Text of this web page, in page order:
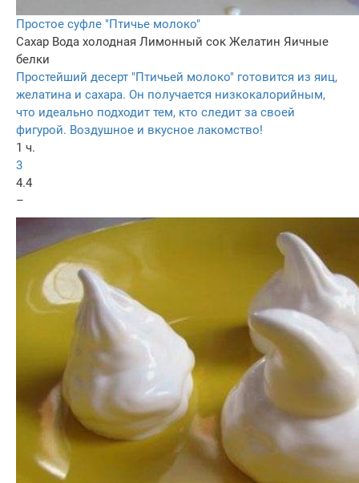
Простое суфле "Птичье молоко"
Сахар Вода холодная Лимонный сок Желатин Яичные
белки
Простейший десерт "Птичьей молоко" готовится из яиц,
желатина и сахара. Он получается низкокалорийным,
что идеально подходит тем, кто следит за своей
фигурой. Воздушное и вкусное лакомство!
1 ч.
3
4.4
–